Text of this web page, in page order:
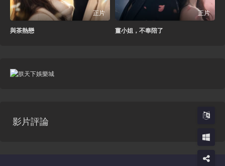
正片
與茶熱戀
正片
薑小姐，不奉陪了
影片評論